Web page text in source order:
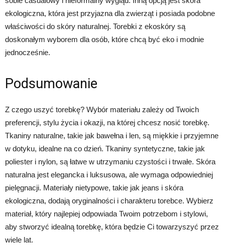
ekologiczna, która jest przyjazna dla zwierząt i posiada podobne
właściwości do skóry naturalnej. Torebki z ekoskóry są
doskonałym wyborem dla osób, które chcą być eko i modnie
jednocześnie.
Podsumowanie
Z czego uszyć torebkę? Wybór materiału zależy od Twoich
preferencji, stylu życia i okazji, na której chcesz nosić torebkę.
Tkaniny naturalne, takie jak bawełna i len, są miękkie i przyjemne
w dotyku, idealne na co dzień. Tkaniny syntetyczne, takie jak
poliester i nylon, są łatwe w utrzymaniu czystości i trwałe. Skóra
naturalna jest elegancka i luksusowa, ale wymaga odpowiedniej
pielęgnacji. Materiały nietypowe, takie jak jeans i skóra
ekologiczna, dodają oryginalności i charakteru torebce. Wybierz
materiał, który najlepiej odpowiada Twoim potrzebom i stylowi,
aby stworzyć idealną torebkę, która będzie Ci towarzyszyć przez
wiele lat.